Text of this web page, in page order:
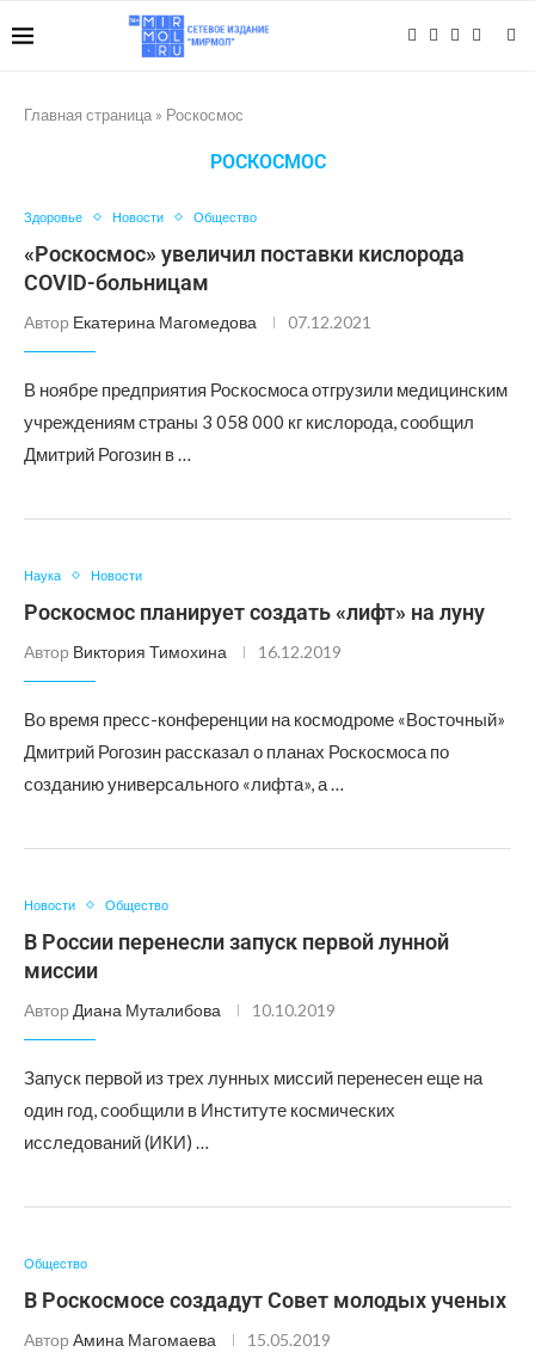
Главная страница » Роскосмос
РОСКОСМОС
Здоровье Новости Общество
«Роскосмос» увеличил поставки кислорода
COVID-больницам
Автор Екатерина Магомедова 07.12.2021
В ноябре предприятия Роскосмоса отгрузили медицинским
учреждениям страны 3 058 000 кг кислорода, сообщил
Дмитрий Рогозин в …
Наука Новости
Роскосмос планирует создать «лифт» на луну
Автор Виктория Тимохина 16.12.2019
Во время пресс-конференции на космодроме «Восточный»
Дмитрий Рогозин рассказал о планах Роскосмоса по
созданию универсального «лифта», а …
Новости Общество
В России перенесли запуск первой лунной
миссии
Автор Диана Муталибова 10.10.2019
Запуск первой из трех лунных миссий перенесен еще на
один год, сообщили в Институте космических
исследований (ИКИ) …
Общество
В Роскосмосе создадут Совет молодых ученых
Автор Амина Магомаева 15.05.2019